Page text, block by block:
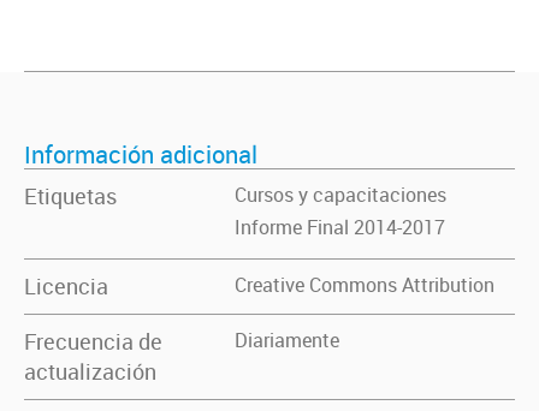
Información adicional
Etiquetas
Cursos y capacitaciones
Informe Final 2014-2017
Licencia Creative Commons Attribution
Frecuencia de
actualización
Diariamente